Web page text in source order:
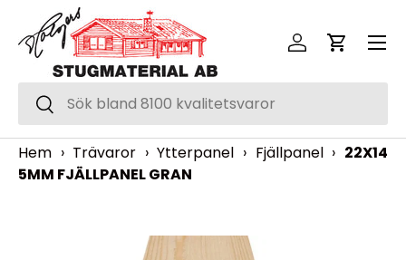
Hoppa över
Sök
Sök
Logga inVagn
Meny
Hem › Trävaror › Ytterpanel › Fjällpanel › 22X14
5MM FJÄLLPANEL GRAN